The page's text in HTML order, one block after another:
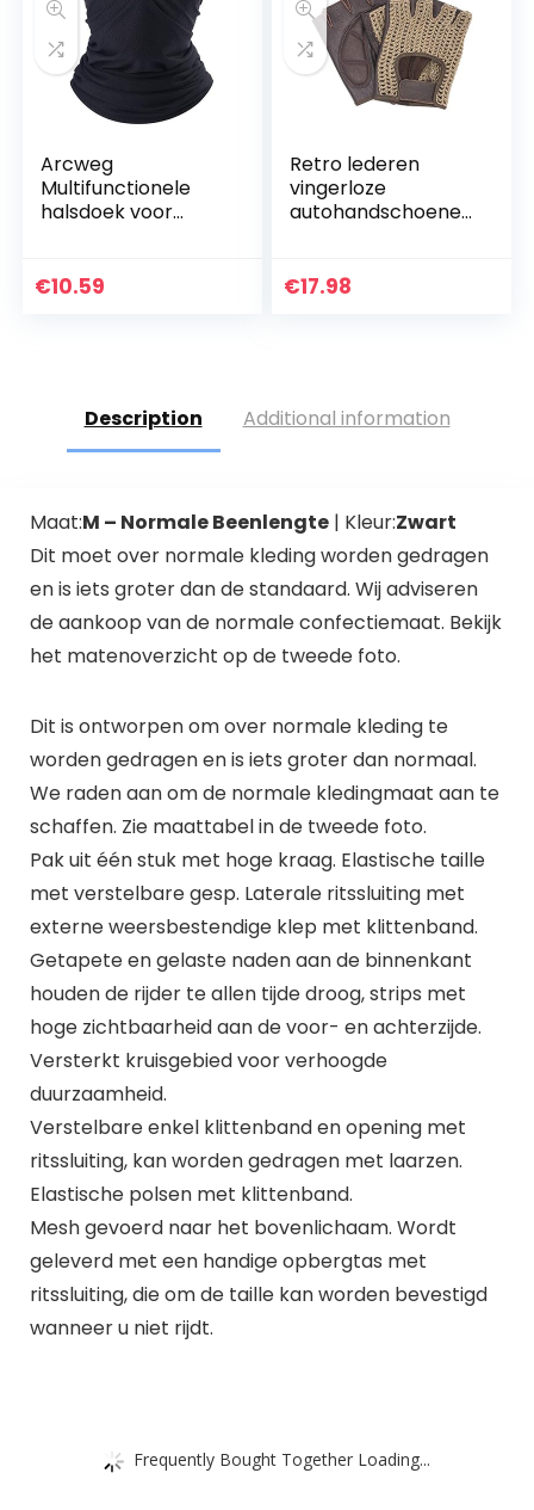
Arcweg
Multifunctionele
halsdoek voor
ademend, zacht,
€10.59
Retro lederen
vingerloze
autohandschoenen
€17.98
Description Additional information
Maat:M – Normale Beenlengte| Kleur:Zwart
Dit moet over normale kleding worden gedragen
en is iets groter dan de standaard. Wij adviseren
de aankoop van de normale confectiemaat. Bekijk
het matenoverzicht op de tweede foto.
Dit is ontworpen om over normale kleding te
worden gedragen en is iets groter dan normaal.
We raden aan om de normale kledingmaat aan te
schaffen. Zie maattabel in de tweede foto.
Pak uit één stuk met hoge kraag. Elastische taille
met verstelbare gesp. Laterale ritssluiting met
externe weersbestendige klep met klittenband.
Getapete en gelaste naden aan de binnenkant
houden de rijder te allen tijde droog, strips met
hoge zichtbaarheid aan de voor- en achterzijde.
Versterkt kruisgebied voor verhoogde
duurzaamheid.
Verstelbare enkel klittenband en opening met
ritssluiting, kan worden gedragen met laarzen.
Elastische polsen met klittenband.
Mesh gevoerd naar het bovenlichaam. Wordt
geleverd met een handige opbergtas met
ritssluiting, die om de taille kan worden bevestigd
wanneer u niet rijdt.
Frequently Bought Together Loading...